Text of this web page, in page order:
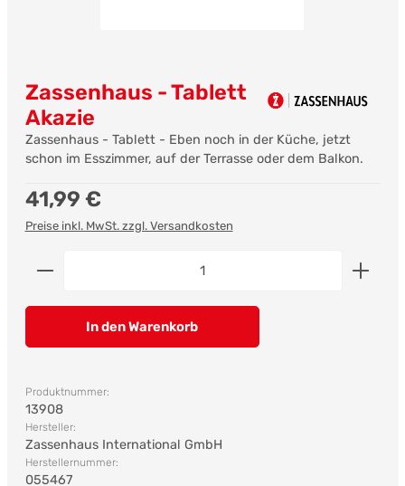
Zassenhaus - Tablett
Akazie
Zassenhaus - Tablett - Eben noch in der Küche, jetzt
schon im Esszimmer, auf der Terrasse oder dem Balkon.
Regulärer Preis:
41,99 €
Preise inkl. MwSt. zzgl. Versandkosten
Produkt Anzahl: Gib den gewünschten Wert ein
In den Warenkorb
Produktnummer:
13908
Hersteller:
Zassenhaus International GmbH
Herstellernummer:
055467